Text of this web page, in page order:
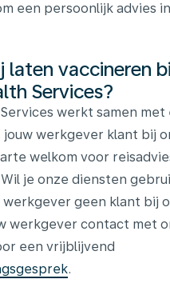
een persoonlijk advies
laten vaccineren
Services?
werkt samen met
jouw werkgever klant bij
welkom voor
je onze diensten
werkgever geen klant bij
werkgever contact met
een vrijblijvend
.